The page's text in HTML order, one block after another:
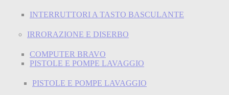
INTERRUTTORI A TASTO BASCULANTE
IRRORAZIONE E DISERBO
COMPUTER BRAVO
PISTOLE E POMPE LAVAGGIO
PISTOLE E POMPE LAVAGGIO